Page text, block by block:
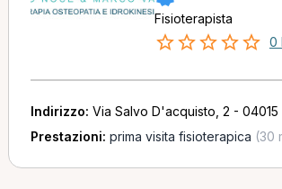
Fisioterapista
0
Indirizzo: Via Salvo D'acquisto, 2 - 04015
Prestazioni: prima visita fisioterapica (30